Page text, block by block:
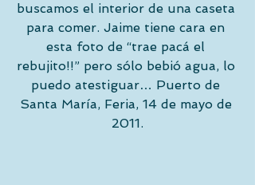
buscamos el interior de una caseta
para comer. Jaime tiene cara en
esta foto de “trae pacá el
rebujito!!” pero sólo bebió agua, lo
puedo atestiguar… Puerto de
Santa María, Feria, 14 de mayo de
2011.